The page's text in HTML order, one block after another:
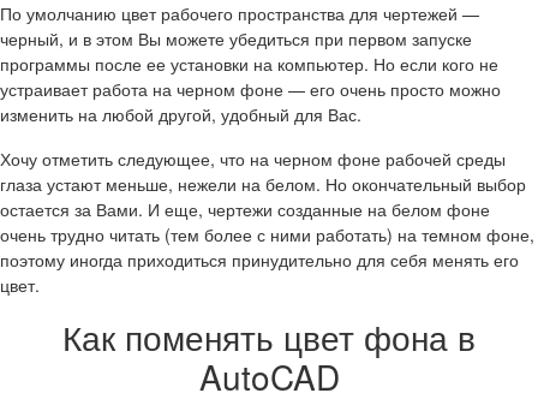
По умолчанию цвет рабочего пространства для чертежей —
черный, и в этом Вы можете убедиться при первом запуске
программы после ее установки на компьютер. Но если кого не
устраивает работа на черном фоне — его очень просто можно
изменить на любой другой, удобный для Вас.
Хочу отметить следующее, что на черном фоне рабочей среды
глаза устают меньше, нежели на белом. Но окончательный выбор
остается за Вами. И еще, чертежи созданные на белом фоне
очень трудно читать (тем более с ними работать) на темном фоне,
поэтому иногда приходиться принудительно для себя менять его
цвет.
Как поменять цвет фона в
AutoCAD